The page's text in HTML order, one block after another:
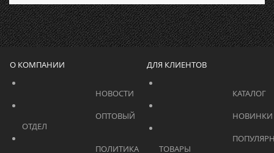
О КОМПАНИИ ДЛЯ КЛИЕНТОВ